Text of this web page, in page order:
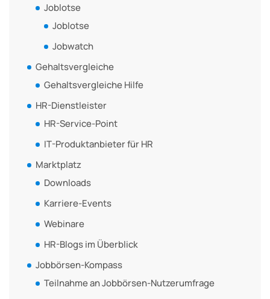
Joblotse
Joblotse
Jobwatch
Gehaltsvergleiche
Gehaltsvergleiche Hilfe
HR-Dienstleister
HR-Service-Point
IT-Produktanbieter für HR
Marktplatz
Downloads
Karriere-Events
Webinare
HR-Blogs im Überblick
Jobbörsen-Kompass
Teilnahme an Jobbörsen-Nutzerumfrage